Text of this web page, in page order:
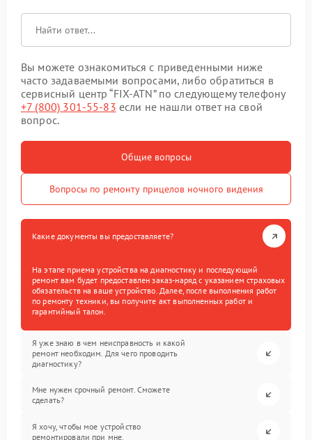
Вы можете ознакомиться с приведенными ниже
часто задаваемыми вопросами, либо обратиться в
сервисный центр “FIX-ATN” по следующему телефону
+7 (800) 301-55-83 если не нашли ответ на свой
вопрос.
Общие вопросы
Вопросы по ремонту прицелов ночного видения
Какие документы вы предоставляете?
На этапе приема устройства на диагностику и последующий
ремонт вам будет предоставлен заказ-наряд с указанием страховых
обязательств на ваше устройство. Далее, после выполнения работ
по ремонту техники, вы получите акт выполненных работ и
гарантийный талон.
Я уже знаю в чем неисправность и какой
ремонт необходим. Для чего проводить
диагностику?
Мне нужен срочный ремонт. Сможете
сделать?
Я хочу, чтобы мое устройство
ремонтировали при мне.